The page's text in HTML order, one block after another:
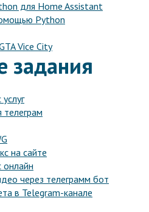
для Home Assistant
Python
Vice City
задания
на сайте
онлайн
через телеграмм бот
в Telegram-канале